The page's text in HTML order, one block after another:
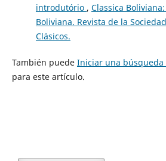
introdutório , Classica
Boliviana. Revista de la
Clásicos.
También puede Iniciar una
para este artículo.